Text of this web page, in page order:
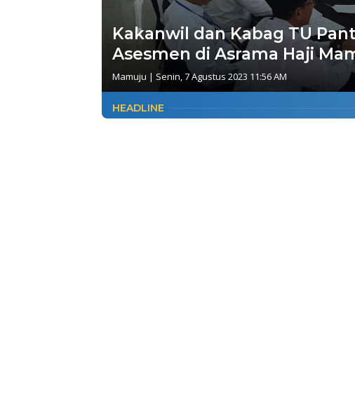
Kakanwil dan Kabag TU
Asesmen di Asrama Haji
Mamuju | Senin, 7 Agustus 2023 11:56 AM
HEADLINE